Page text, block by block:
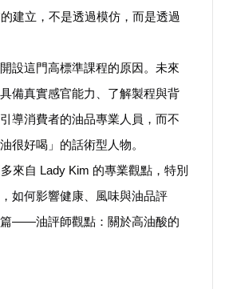
建立，不是透過模仿，而是透過
設這門高標準課程的原因。未來
備真實感官能力、了解製程與背
導消費者的油品專業人員，而不
很好喝」的話術型人物。
來自 Lady Kim 的專業觀點，特別
如何影響健康、風味與油品評
——油評師觀點：關於高油酸的